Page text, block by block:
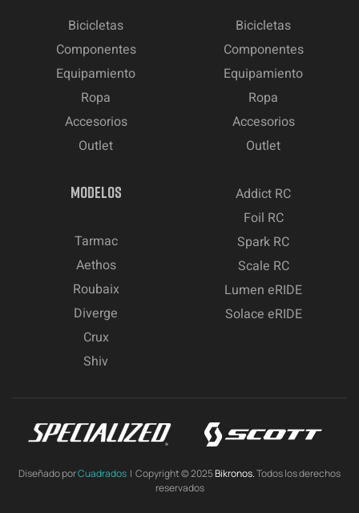
Bicicletas
Componentes
Equipamiento
Ropa
Accesorios
Outlet
Bicicletas
Componentes
Equipamiento
Ropa
Accesorios
Outlet
MODELOS
Tarmac
Aethos
Roubaix
Diverge
Crux
Shiv
Addict RC
Foil RC
Spark RC
Scale RC
Lumen eRIDE
Solace eRIDE
Diseñado porCuadrados | Copyright © 2025Bikronos.Todos los derechos
reservados